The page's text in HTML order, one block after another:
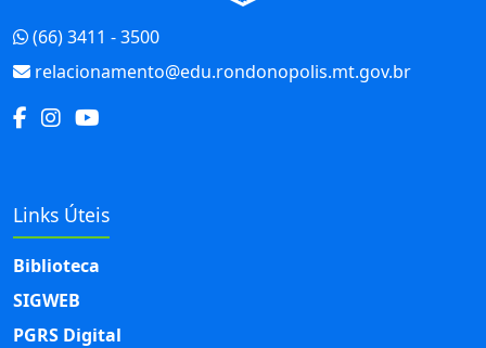
(66) 3411 - 3500
relacionamento@edu.rondonopolis.mt.gov.br
Links Úteis
Biblioteca
SIGWEB
PGRS Digital